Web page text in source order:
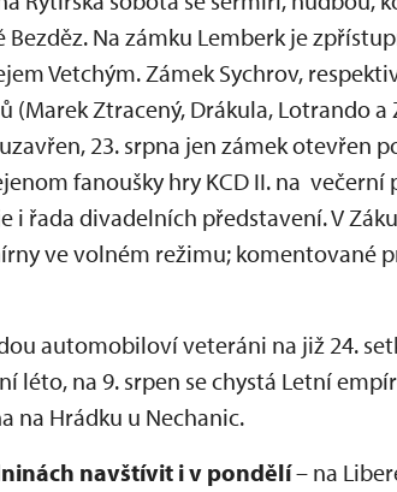
Na zámku Lemberk je
Vetchým. Zámek Sychrov,
Ztracený, Drákula, Lotrando a
23. srpna jen zámek otevřen
fanoušky hry KCD II. na
i řada divadelních představení. V
ve volném režimu; komentované
automobiloví veteráni na již 24.
léto, na 9. srpen se chystá Letní
na Hrádku u Nechanic.
navštívit i v pondělí– na